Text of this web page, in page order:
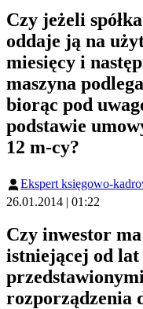
Czy jeżeli
oddaje ją na
miesięcy i
maszyna
biorąc pod
podstawie
12 m-cy?
Ekspert księgowo-
26.01.2014 | 01:22
Czy inwestor
istniejącej od lat
rozporządzenia